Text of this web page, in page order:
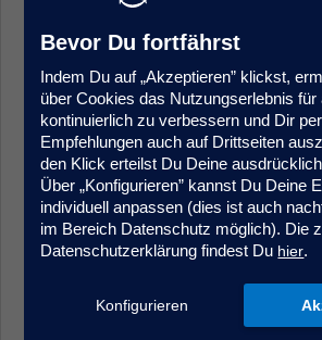
(z. B. ChatGPT) hast Du
und weißt, wie Du deren
im Dev-Alltag nutzt.
Idealerweise hast Du
InsurTech / FinTech-Themen
es spannend, komplexe
einfach nutzbar zu machen.
Qualität, Teamspirit und
lösungsorientiertes Arbeiten
selbstverständlich – Du willst
schreiben, der stabil läuft und
Bevor Du fortfährst
Indem Du auf „Akzeptieren” klickst,
über Cookies das Nutzungserlebnis für
kontinuierlich zu verbessern und Dir
Empfehlungen auch auf Drittseiten
den Klick erteilst Du Deine
Über „Konfigurieren” kannst Du Deine
individuell anpassen (dies ist auch
im Bereich Datenschutz möglich). Die
Datenschutzerklärung findest Du hier.
Konfigurieren